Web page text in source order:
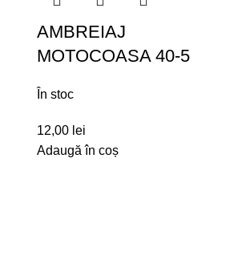
AMBREIAJ
MOTOCOASA 40-5
În stoc
12,00 lei
Adaugă în coș